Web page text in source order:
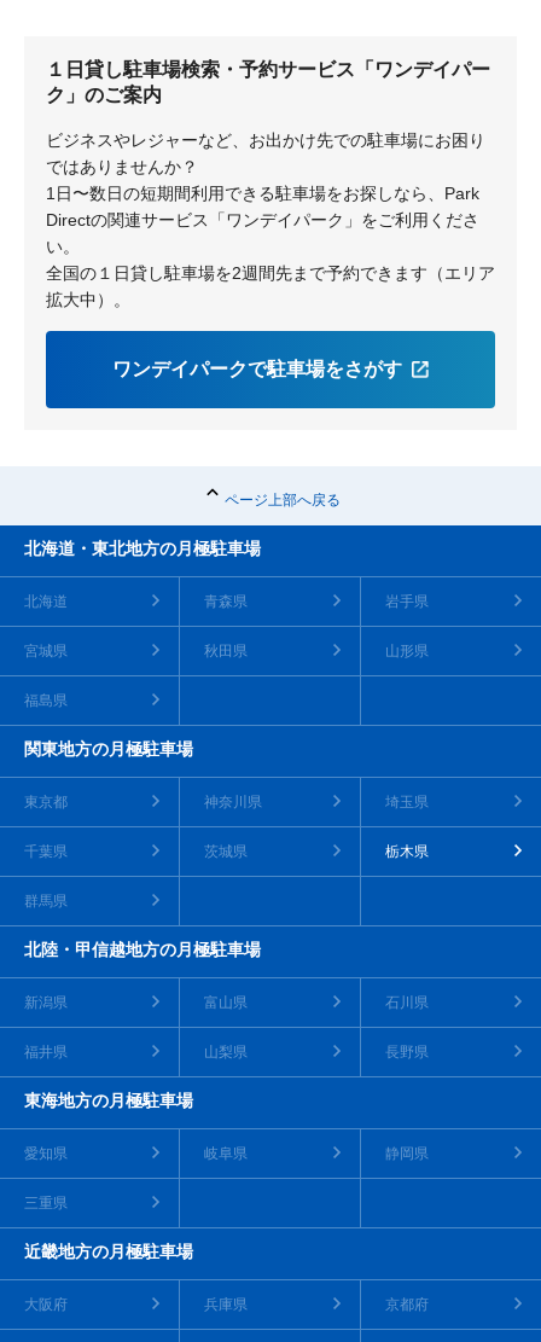
１日貸し駐車場検索・予約サービス「ワンデイパー
ク」のご案内
ビジネスやレジャーなど、お出かけ先での駐車場にお困り
ではありませんか？
1日〜数日の短期間利用できる駐車場をお探しなら、Park
Directの関連サービス「ワンデイパーク」をご利用くださ
い。
全国の１日貸し駐車場を2週間先まで予約できます（エリア
拡大中）。
ワンデイパークで駐車場をさがす
ページ上部へ戻る
北海道・東北地方の月極駐車場
北海道 青森県 岩手県
宮城県 秋田県 山形県
福島県
関東地方の月極駐車場
東京都 神奈川県 埼玉県
千葉県 茨城県 栃木県
群馬県
北陸・甲信越地方の月極駐車場
新潟県 富山県 石川県
福井県 山梨県 長野県
東海地方の月極駐車場
愛知県 岐阜県 静岡県
三重県
近畿地方の月極駐車場
大阪府 兵庫県 京都府